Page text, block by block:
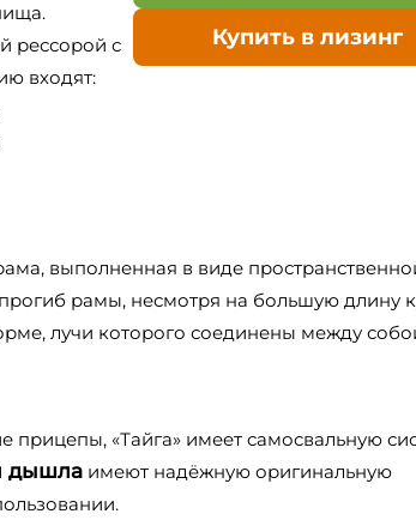
рессорой с
входят:
Купить в лизинг
выполненная в виде
рамы, несмотря на большую длину
лучи которого соединены между
прицепы, «Тайга» имеет самосвальную
дышла имеют надёжную оригинальную